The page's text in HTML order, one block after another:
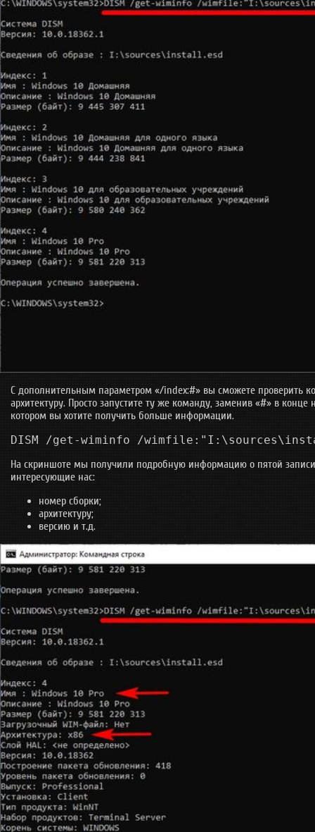
С дополнительным параметром «/index:#» вы сможете проверить
архитектуру. Просто запустите ту же команду, заменив «#» в
котором вы хотите получить больше информации.
DISM /get-wiminfo /
На скриншоте мы получили подробную информацию о пятой
интересующие нас:
номер сборки;
архитектуру;
версию и т.д.